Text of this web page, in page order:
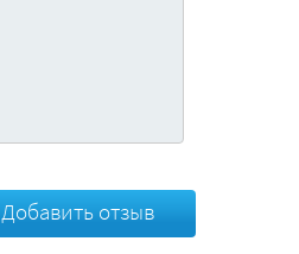
Добавить отзыв